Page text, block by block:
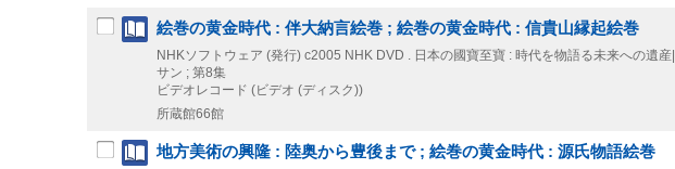
絵巻の黄金時代 : 伴大納言絵巻 ; 絵巻の黄金時代 : 信貴山縁起絵巻
NHKソフトウェア (発行) c2005 NHK DVD . 日本の國寶至寶 : 時代を物語る未来への遺
サン ; 第8集
ビデオレコード (ビデオ (ディスク))
所蔵館66館
地方美術の興隆 : 陸奥から豊後まで ; 絵巻の黄金時代 : 源氏物語絵巻